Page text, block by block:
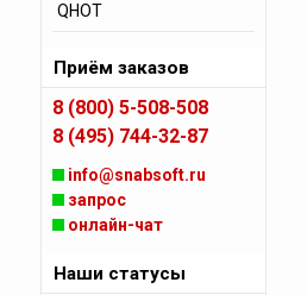
QHOT
Приём заказов
8 (800) 5-508-508
8 (495) 744-32-87
info@snabsoft.ru
запрос
онлайн-чат
Наши статусы